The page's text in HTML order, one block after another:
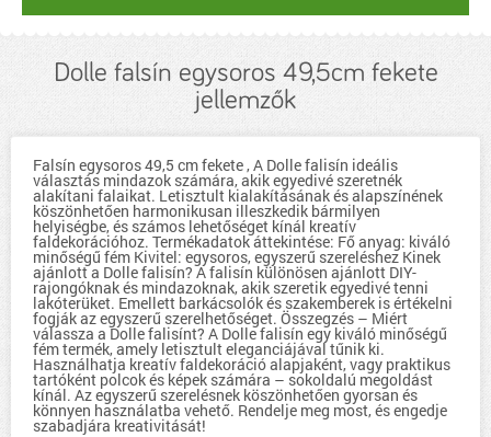
Dolle falsín egysoros 49,5cm fekete
jellemzők
Falsín egysoros 49,5 cm fekete , A Dolle falisín ideális
választás mindazok számára, akik egyedivé szeretnék
alakítani falaikat. Letisztult kialakításának és alapszínének
köszönhetően harmonikusan illeszkedik bármilyen
helyiségbe, és számos lehetőséget kínál kreatív
faldekorációhoz. Termékadatok áttekintése: Fő anyag: kiváló
minőségű fém Kivitel: egysoros, egyszerű szereléshez Kinek
ajánlott a Dolle falisín? A falisín különösen ajánlott DIY-
rajongóknak és mindazoknak, akik szeretik egyedivé tenni
lakóterüket. Emellett barkácsolók és szakemberek is értékelni
fogják az egyszerű szerelhetőséget. Összegzés – Miért
válassza a Dolle falisínt? A Dolle falisín egy kiváló minőségű
fém termék, amely letisztult eleganciájával tűnik ki.
Használhatja kreatív faldekoráció alapjaként, vagy praktikus
tartóként polcok és képek számára – sokoldalú megoldást
kínál. Az egyszerű szerelésnek köszönhetően gyorsan és
könnyen használatba vehető. Rendelje meg most, és engedje
szabadjára kreativitását!